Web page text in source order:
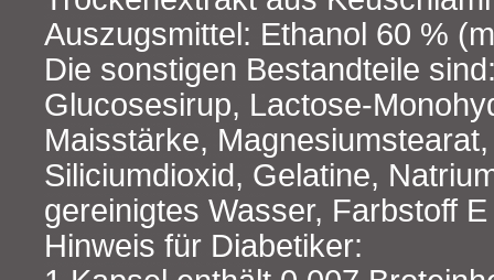
Auszugsmittel: Ethanol 60 %
Die sonstigen Bestandteile
Glucosesirup, Lactose-
Maisstärke,
Siliciumdioxid, Gelatine,
gereinigtes Wasser, Farbstoff
Hinweis für Diabetiker: